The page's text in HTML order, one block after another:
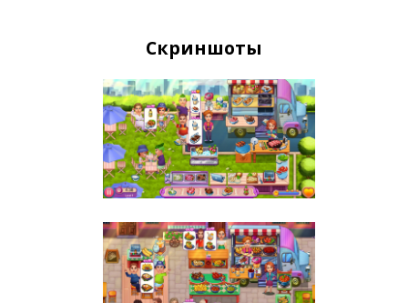
Скриншоты